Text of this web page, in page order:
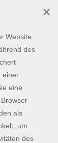
Website
des
einer
eine
als
um
des
×